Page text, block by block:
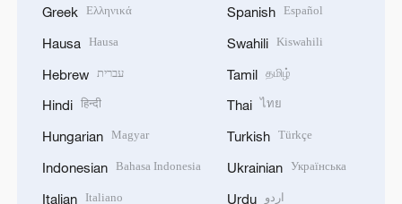
Greek Ελληνικά
Hausa Hausa
Hebrew עברית
Hindi हिन्दी
Hungarian Magyar
Indonesian Bahasa Indonesia
Italian Italiano
Spanish Español
Swahili Kiswahili
Tamil தமிழ்
Thai ไทย
Turkish Türkçe
Ukrainian Українська
Urdu اردو